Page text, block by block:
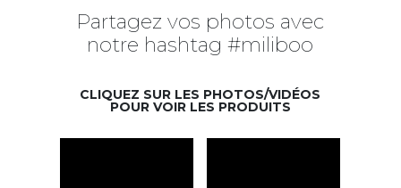
Partagez vos photos avec
notre hashtag #miliboo
CLIQUEZ SUR LES PHOTOS/VIDÉOS
POUR VOIR LES PRODUITS